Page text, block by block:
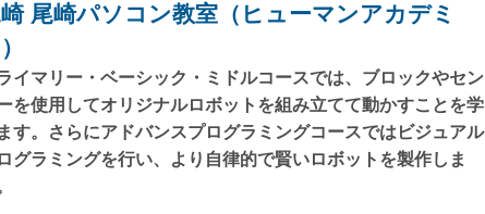
尾崎パソコン教室（ヒューマンアカデミ
イマリー・ベーシック・ミドルコースでは、ブロックやセン
を使用してオリジナルロボットを組み立てて動かすことを学
す。さらにアドバンスプログラミングコースではビジュアル
グラミングを行い、より自律的で賢いロボットを製作しま